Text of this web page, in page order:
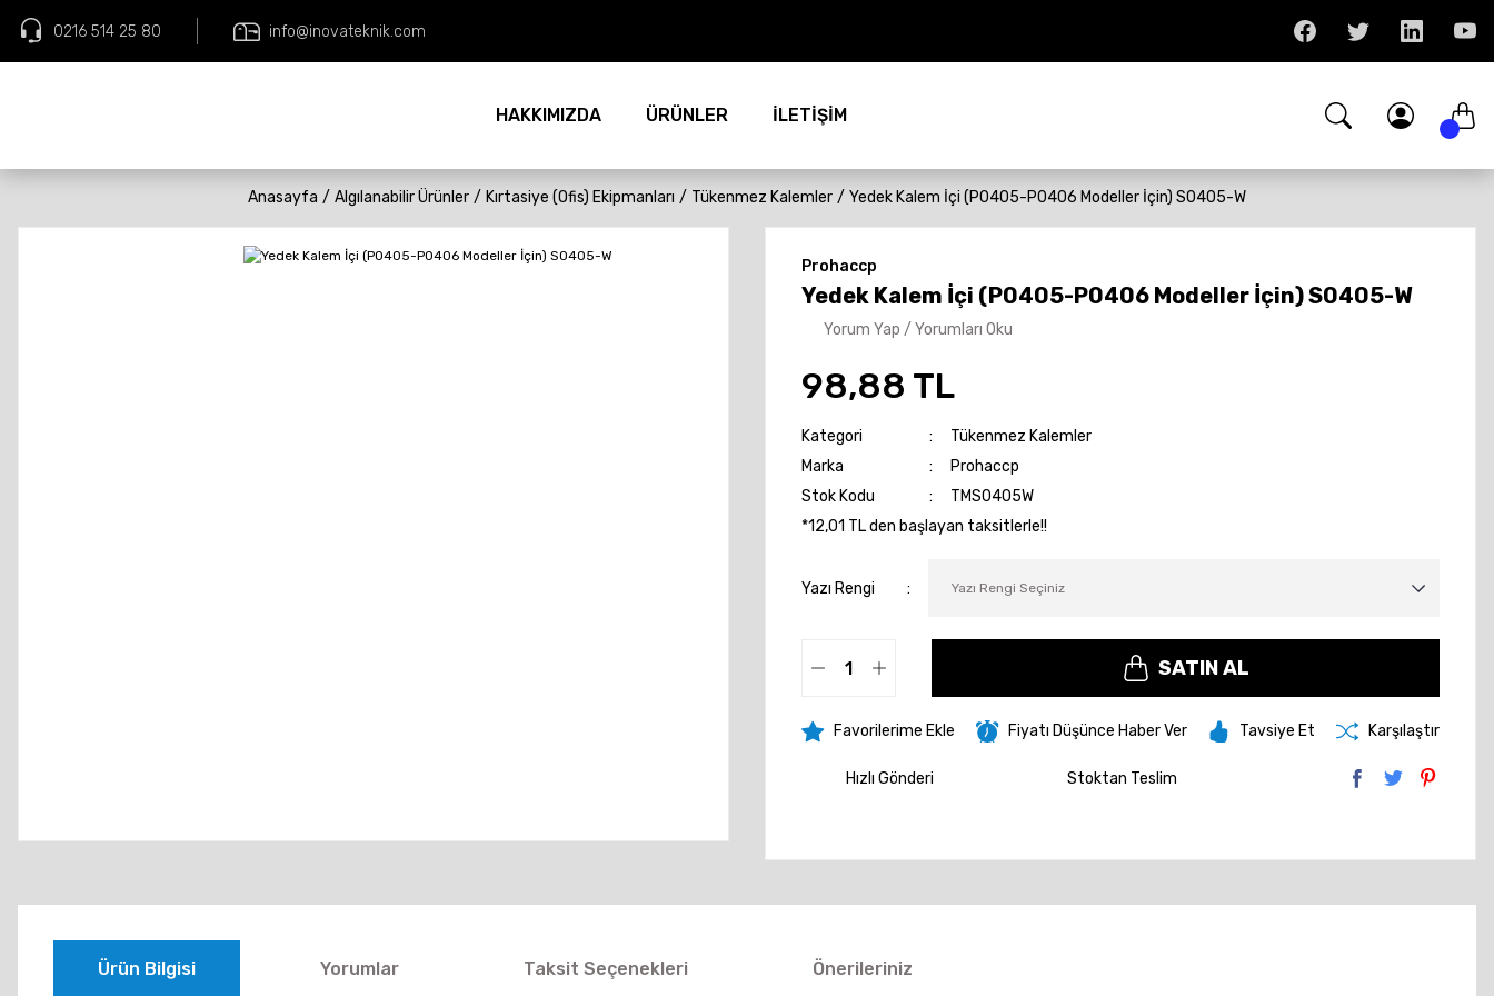
0216 514 25 80 info@inovateknik.com
HAKKIMIZDA ÜRÜNLER İLETİŞİM
Anasayfa Algılanabilir Ürünler Kırtasiye (Ofis) Ekipmanları Tükenmez Kalemler Yedek Kalem İçi (P0405-P0406 Modeller İçin) S0405-W
Prohaccp
Yedek Kalem İçi (P0405-P0406 Modeller İçin) S0405-W
Yorum Yap / Yorumları Oku
98,88 TL
Kategori
Tükenmez Kalemler
Marka
Prohaccp
Stok Kodu
TMS0405W
*12,01 TL den başlayan taksitlerle!!
Yazı Rengi
SATIN AL
Fiyatı Düşünce Haber Ver Tavsiye Et Karşılaştır
Hızlı Gönderi Stoktan Teslim
Ürün Bilgisi Yorumlar Taksit Seçenekleri Önerileriniz